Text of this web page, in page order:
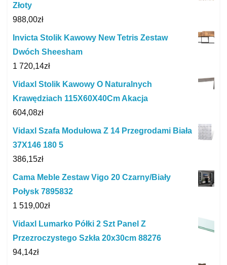
Złoty
988,00zł
Invicta Stolik Kawowy New Tetris Zestaw
Dwóch Sheesham
1 720,14zł
Vidaxl Stolik Kawowy O Naturalnych
Krawędziach 115X60X40Cm Akacja
604,08zł
Vidaxl Szafa Modułowa Z 14 Przegrodami Biała
37X146 180 5
386,15zł
Cama Meble Zestaw Vigo 20 Czarny/Biały
Połysk 7895832
1 519,00zł
Vidaxl Lumarko Półki 2 Szt Panel Z
Przezroczystego Szkła 20x30cm 88276
94,14zł